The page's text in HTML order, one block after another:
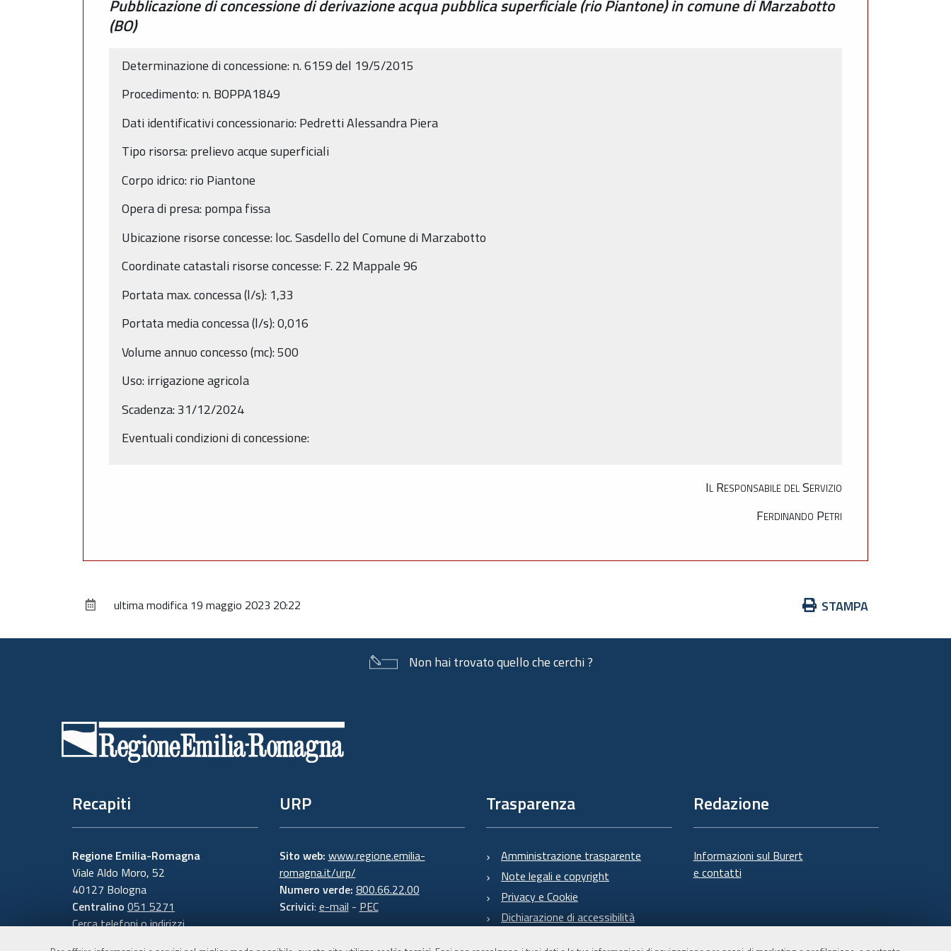
Pubblicazione di concessione di derivazione acqua pubblica superficiale (rio Piantone) in comune di Marzabotto
(BO)
Determinazione di concessione: n. 6159 del 19/5/2015
Procedimento: n. BOPPA1849
Dati identificativi concessionario: Pedretti Alessandra Piera
Tipo risorsa: prelievo acque superficiali
Corpo idrico: rio Piantone
Opera di presa: pompa fissa
Ubicazione risorse concesse: loc. Sasdello del Comune di Marzabotto
Coordinate catastali risorse concesse: F. 22 Mappale 96
Portata max. concessa (l/s): 1,33
Portata media concessa (l/s): 0,016
Volume annuo concesso (mc): 500
Uso: irrigazione agricola
Scadenza: 31/12/2024
Eventuali condizioni di concessione:
Il Responsabile del Servizio
Ferdinando Petri
Azioni
documento
STAMPA
ultima modifica 19 maggio 2023 20:22
Non hai trovato quello che cerchi ?
Recapiti
Regione Emilia-Romagna
Viale Aldo Moro, 52
40127 Bologna
Centralino 051 5271
Cerca telefoni o indirizzi
URP
Sito web: www.regione.emilia-
romagna.it/urp/
Numero verde: 800.66.22.00
Scrivici: e-mail - PEC
Trasparenza
Amministrazione trasparente
Note legali e copyright
Privacy e Cookie
Dichiarazione di accessibilità
Redazione
Informazioni sul Burert
e contatti